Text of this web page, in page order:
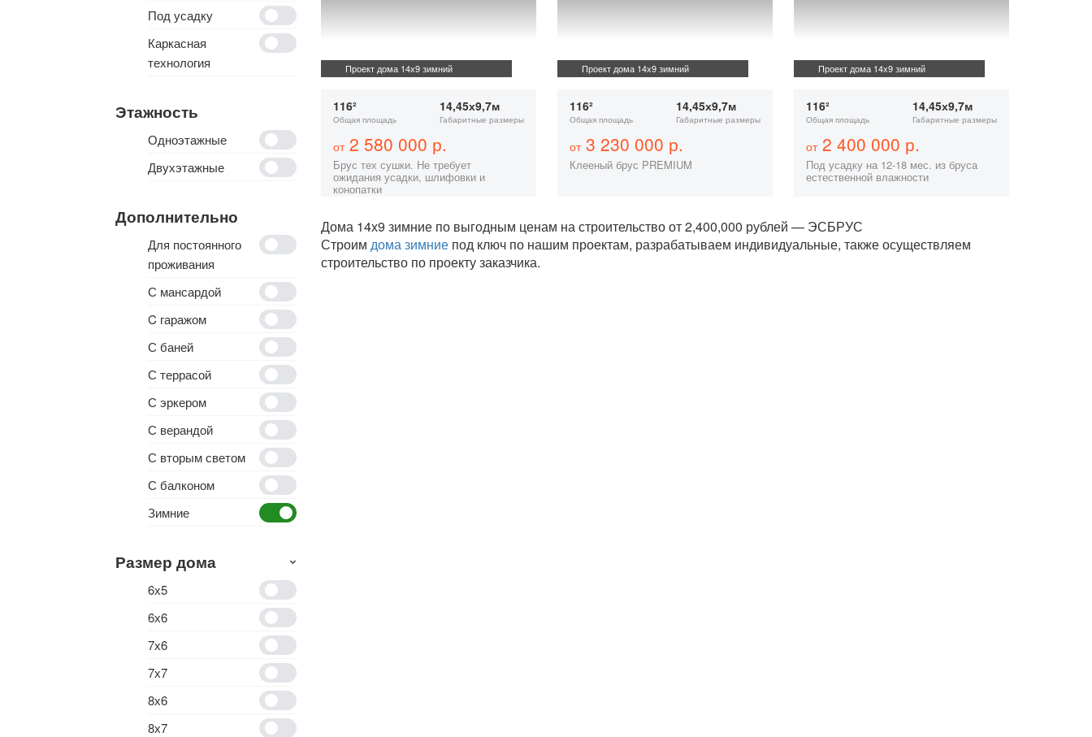
Под усадку
Каркасная
технология
Этажность
Одноэтажные
Двухэтажные
Дополнительно
Для постоянного
проживания
С мансардой
C гаражом
С баней
С террасой
С эркером
С верандой
С вторым светом
С балконом
Зимние
Размер дома
6х5
6х6
7х6
7х7
8х6
8х7
Проект дома 14х9 зимний
116²
Общая площадь
14,45х9,7м
Габаритные размеры
от2 580 000 р.
Брус тех сушки. Не требует
ожидания усадки, шлифовки и
конопатки
Проект дома 14х9 зимний
116²
Общая площадь
14,45х9,7м
Габаритные размеры
от3 230 000 р.
Клееный брус PREMIUM
Проект дома 14х9 зимний
116²
Общая площадь
14,45х9,7м
Габаритные размеры
от2 400 000 р.
Под усадку на 12-18 мес. из бруса
естественной влажности
Дома 14х9 зимние по выгодным ценам на строительство от 2,400,000 рублей — ЭСБРУС
Строим дома зимние под ключ по нашим проектам, разрабатываем индивидуальные, также осуществляем
строительство по проекту заказчика.